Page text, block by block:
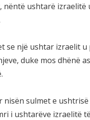
nëntë ushtarë izraelitë
se një ushtar izraelit u
duke mos dhënë
nisën sulmet e
i ushtarëve izraelitë